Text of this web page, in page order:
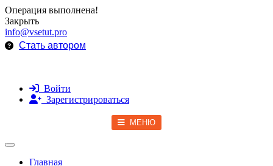
Операция выполнена!
Закрыть
info@vsetut.pro
Стать автором
Войти
Зарегистрироваться
МЕНЮ
Toggle navigation
Главная